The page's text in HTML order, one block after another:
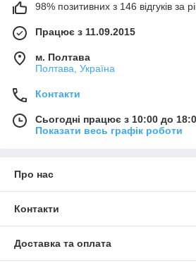
98% позитивних з 146 відгуків за
Працює з 11.09.2015
м. Полтава
Полтава, Україна
Контакти
Сьогодні працює з 10:00 до
Показати весь графік роботи
Про нас
Контакти
Доставка та оплата